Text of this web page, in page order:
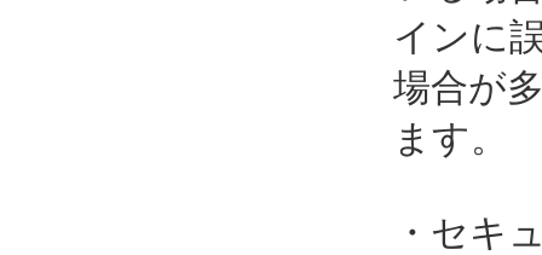
インに
場合が
ます。
・セキ